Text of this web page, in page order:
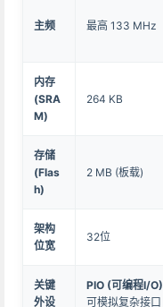
主频 最高 133 MHz
内存
(SRA
M)
264 KB
存储
(Flas
h)
2 MB (板载)
架构
位宽
32位
关键
外设
PIO (可编程I/O)
可模拟复杂接口